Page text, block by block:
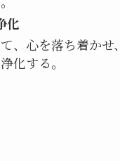
化
、心を落ち着かせ
化する。